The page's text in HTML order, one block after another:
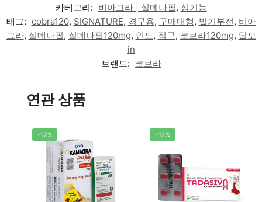
카테고리: 비아그라 | 실데나필, 성기능
태그: cobra120, SIGNATURE, 경구용, 구매대행, 발기부전, 비아
그라, 실데나필, 실데나필120mg, 인도, 직구, 코브라120mg, 탈모
in
브랜드:
코브라
연관 상품
-17% -17%